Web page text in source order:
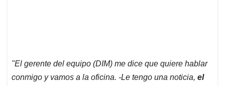
"El gerente del equipo (DIM) me dice que quiere hablar
conmigo y vamos a la oficina. -Le tengo una noticia, el